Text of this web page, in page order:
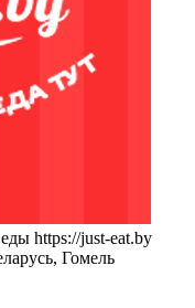
еды https://just-eat.by
Гомель